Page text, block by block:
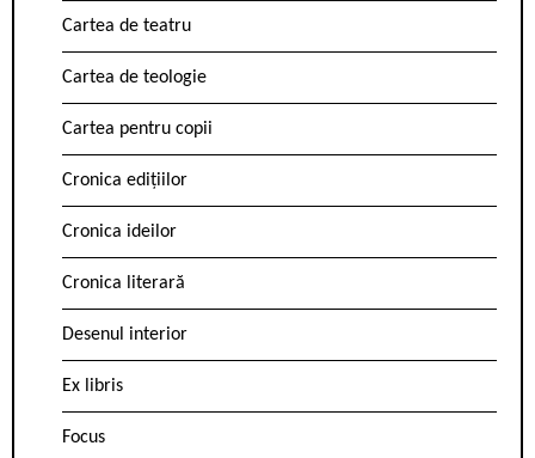
Cartea de teatru
Cartea de teologie
Cartea pentru copii
Cronica edițiilor
Cronica ideilor
Cronica literară
Desenul interior
Ex libris
Focus